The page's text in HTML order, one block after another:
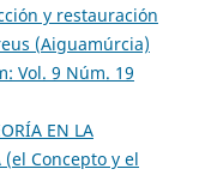
y restauración
(Aiguamúrcia)
Vol. 9 Núm. 19
EN LA
(el Concepto y el